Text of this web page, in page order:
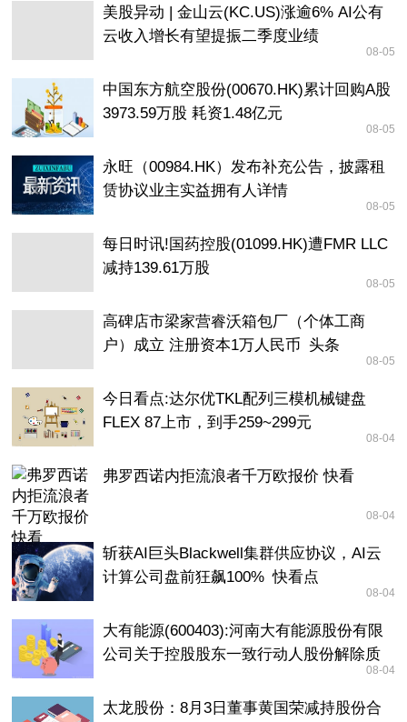
美股异动 | 金山云(KC.US)涨逾6% AI公有
云收入增长有望提振二季度业绩
08-05
中国东方航空股份(00670.HK)累计回购A股
3973.59万股 耗资1.48亿元
08-05
永旺（00984.HK）发布补充公告，披露租
赁协议业主实益拥有人详情
08-05
每日时讯!国药控股(01099.HK)遭FMR LLC
减持139.61万股
08-05
高碑店市梁家营睿沃箱包厂（个体工商
户）成立 注册资本1万人民币_头条
08-05
今日看点:达尔优TKL配列三模机械键盘
FLEX 87上市，到手259~299元
08-04
弗罗西诺内拒流浪者千万欧报价 快看
08-04
斩获AI巨头Blackwell集群供应协议，AI云
计算公司盘前狂飙100%_快看点
08-04
大有能源(600403):河南大有能源股份有限
公司关于控股股东一致行动人股份解除质
08-04
太龙股份：8月3日董事黄国荣减持股份合